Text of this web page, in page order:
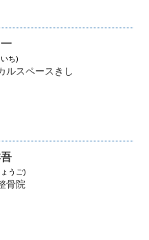
ち)
ルスペースきし
うご)
骨院